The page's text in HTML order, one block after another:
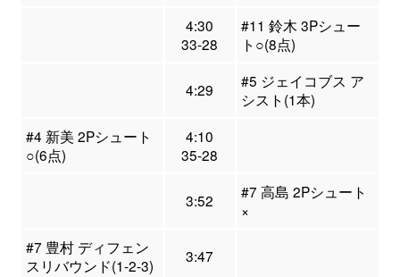
4:30
33-28
#11 鈴木 3Pシュー
ト○(8点)
4:29
#5 ジェイコブス ア
シスト(1本)
#4 新美 2Pシュート
○(6点)
4:10
35-28
3:52
#7 高島 2Pシュート
×
#7 豊村 ディフェン
スリバウンド(1-2-3)
3:47